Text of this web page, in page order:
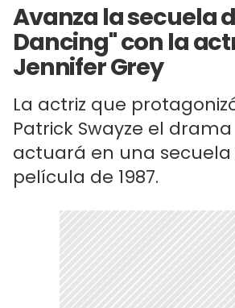
Avanza la secuela
Dancing" con la
Jennifer Grey
La actriz que
Patrick Swayze el
actuará en una secuela
película de 1987.